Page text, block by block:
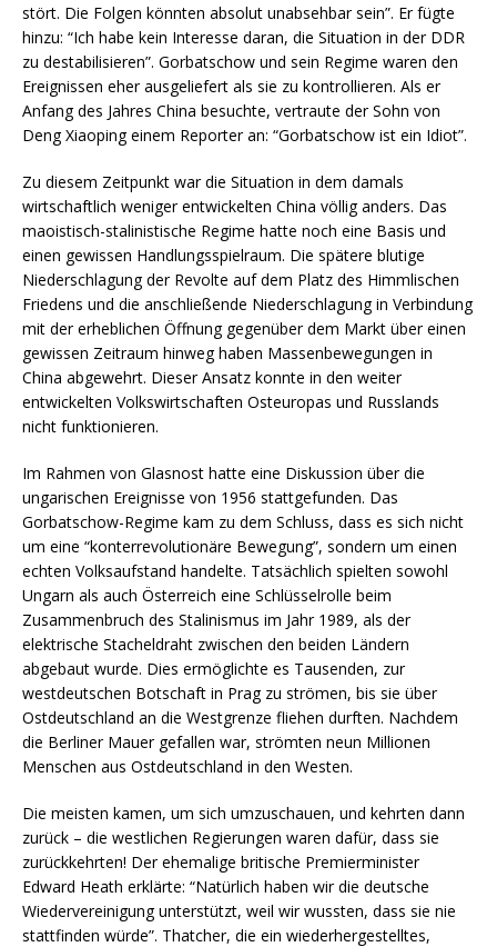
stört. Die Folgen könnten absolut unabsehbar sein”. Er fügte
hinzu: “Ich habe kein Interesse daran, die Situation in der DDR
zu destabilisieren”. Gorbatschow und sein Regime waren den
Ereignissen eher ausgeliefert als sie zu kontrollieren. Als er
Anfang des Jahres China besuchte, vertraute der Sohn von
Deng Xiaoping einem Reporter an: “Gorbatschow ist ein Idiot”.
Zu diesem Zeitpunkt war die Situation in dem damals
wirtschaftlich weniger entwickelten China völlig anders. Das
maoistisch-stalinistische Regime hatte noch eine Basis und
einen gewissen Handlungsspielraum. Die spätere blutige
Niederschlagung der Revolte auf dem Platz des Himmlischen
Friedens und die anschließende Niederschlagung in Verbindung
mit der erheblichen Öffnung gegenüber dem Markt über einen
gewissen Zeitraum hinweg haben Massenbewegungen in
China abgewehrt. Dieser Ansatz konnte in den weiter
entwickelten Volkswirtschaften Osteuropas und Russlands
nicht funktionieren.
Im Rahmen von Glasnost hatte eine Diskussion über die
ungarischen Ereignisse von 1956 stattgefunden. Das
Gorbatschow-Regime kam zu dem Schluss, dass es sich nicht
um eine “konterrevolutionäre Bewegung”, sondern um einen
echten Volksaufstand handelte. Tatsächlich spielten sowohl
Ungarn als auch Österreich eine Schlüsselrolle beim
Zusammenbruch des Stalinismus im Jahr 1989, als der
elektrische Stacheldraht zwischen den beiden Ländern
abgebaut wurde. Dies ermöglichte es Tausenden, zur
westdeutschen Botschaft in Prag zu strömen, bis sie über
Ostdeutschland an die Westgrenze fliehen durften. Nachdem
die Berliner Mauer gefallen war, strömten neun Millionen
Menschen aus Ostdeutschland in den Westen.
Die meisten kamen, um sich umzuschauen, und kehrten dann
zurück – die westlichen Regierungen waren dafür, dass sie
zurückkehrten! Der ehemalige britische Premierminister
Edward Heath erklärte: “Natürlich haben wir die deutsche
Wiedervereinigung unterstützt, weil wir wussten, dass sie nie
stattfinden würde”. Thatcher, die ein wiederhergestelltes,